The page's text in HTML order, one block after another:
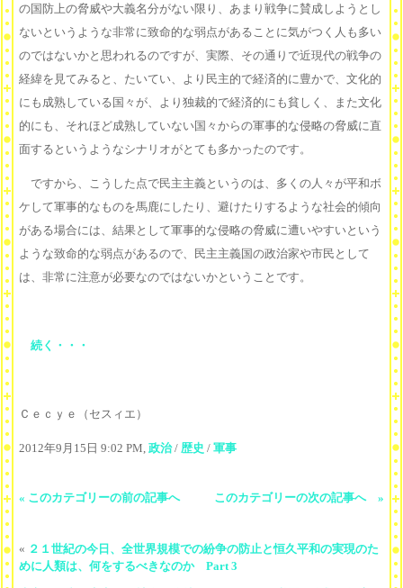
の国防上の脅威や大義名分がない限り、あまり戦争に賛成しようとし
ないというような非常に致命的な弱点があることに気がつく人も多い
のではないかと思われるのですが、実際、その通りで近現代の戦争の
経緯を見てみると、たいてい、より民主的で経済的に豊かで、文化的
にも成熟している国々が、より独裁的で経済的にも貧しく、また文化
的にも、それほど成熟していない国々からの軍事的な侵略の脅威に直
面するというようなシナリオがとても多かったのです。
ですから、こうした点で民主主義というのは、多くの人々が平和ボ
ケして軍事的なものを馬鹿にしたり、避けたりするような社会的傾向
がある場合には、結果として軍事的な侵略の脅威に遭いやすいという
ような致命的な弱点があるので、民主主義国の政治家や市民として
は、非常に注意が必要なのではないかということです。
続く・・・
Ｃｅｃｙｅ（セスィエ）
2012年9月15日 9:02 PM, 政治/ 歴史 / 軍事
« このカテゴリーの前の記事へ このカテゴリーの次の記事へ »
« ２１世紀の今日、全世界規模での紛争の防止と恒久平和の実現のた
めに人類は、何をするべきなのか Part 3